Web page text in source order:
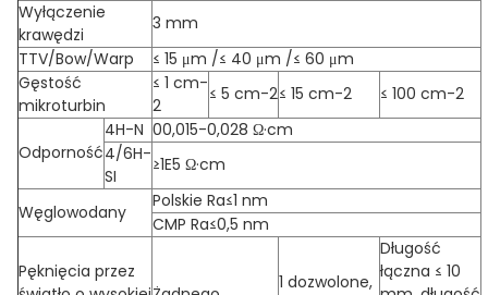
Wyłączenie
krawędzi
3 mm
TTV/Bow/Warp
≤ 15 μm /≤ 40 μm /≤ 60 μm
Gęstość
mikroturbin
≤ 1 cm-
2
≤ 5 cm-2≤ 15 cm-2 ≤ 100 cm-2
Odporność
4H-N 00,015-0,028 Ω·cm
4/6H-
SI
≥1E5 Ω·cm
Węglowodany
Polskie Ra≤1 nm
CMP Ra≤0,5 nm
Pęknięcia przez
1 dozwolone,
Długość
łączna ≤ 10